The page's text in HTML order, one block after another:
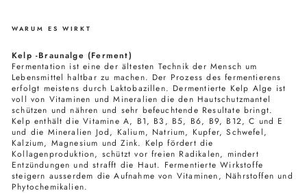
WARUM ES WIRKT
Kelp -Braunalge (Ferment)
Fermentation ist eine der ältesten Technik der Mensch um
Lebensmittel haltbar zu machen. Der Prozess des fermentierens
erfolgt meistens durch Laktobazillen. Dermentierte Kelp Alge ist
voll von Vitaminen und Mineralien die den Hautschutzmantel
schützen und nähren und sehr befeuchtende Resultate bringt.
Kelp enthält die Vitamine A, B1, B3, B5, B6, B9, B12, C und E
und die Mineralien Jod, Kalium, Natrium, Kupfer, Schwefel,
Kalzium, Magnesium und Zink. Kelp fördert die
Kollagenproduktion, schützt vor freien Radikalen, mindert
Entzündungen und strafft die Haut. Fermentierte Wirkstoffe
steigern ausserdem die Aufnahme von Vitaminen, Nährstoffen und
Phytochemikalien.